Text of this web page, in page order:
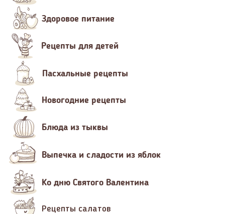
Здоровое питание
Рецепты для детей
Пасхальные рецепты
Новогодние рецепты
Блюда из тыквы
Выпечка и сладости из яблок
Ко дню Святого Валентина
Рецепты салатов